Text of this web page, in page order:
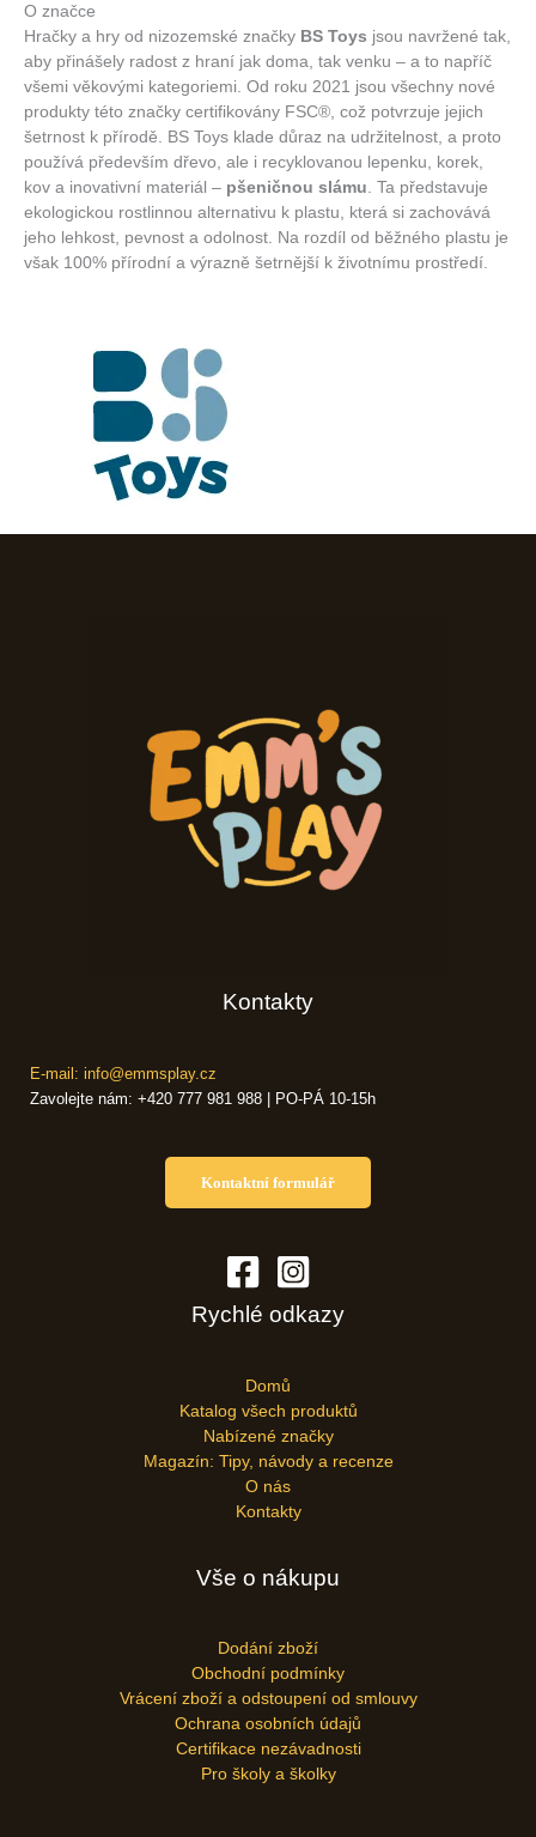
O značce
Hračky a hry od nizozemské značky BS Toys jsou navržené tak,
aby přinášely radost z hraní jak doma, tak venku – a to napříč
všemi věkovými kategoriemi. Od roku 2021 jsou všechny nové
produkty této značky certifikovány FSC®, což potvrzuje jejich
šetrnost k přírodě. BS Toys klade důraz na udržitelnost, a proto
používá především dřevo, ale i recyklovanou lepenku, korek,
kov a inovativní materiál – pšeničnou slámu . Ta představuje
ekologickou rostlinnou alternativu k plastu, která si zachovává
jeho lehkost, pevnost a odolnost. Na rozdíl od běžného plastu je
však 100% přírodní a výrazně šetrnější k životnímu prostředí.
Kontakty
E-mail: info@emmsplay.cz
Zavolejte nám: +420 777 981 988 | PO-PÁ 10-15h
Kontaktní formulář
Rychlé odkazy
Domů
Katalog všech produktů
Nabízené značky
Magazín: Tipy, návody a recenze
O nás
Kontakty
Vše o nákupu
Dodání zboží
Obchodní podmínky
Vrácení zboží a odstoupení od smlouvy
Ochrana osobních údajů
Certifikace nezávadnosti
Pro školy a školky